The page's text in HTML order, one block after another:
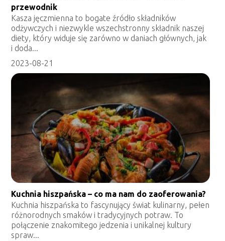
przewodnik
Kasza jęczmienna to bogate źródło składników
odżywczych i niezwykle wszechstronny składnik naszej
diety, który widuje się zarówno w daniach głównych, jak
i doda...
2023-08-21
Kuchnia hiszpańska – co ma nam do zaoferowania?
Kuchnia hiszpańska to fascynujący świat kulinarny, pełen
różnorodnych smaków i tradycyjnych potraw. To
połączenie znakomitego jedzenia i unikalnej kultury
spraw...